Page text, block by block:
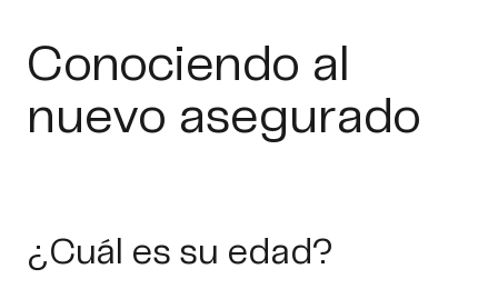
Conociendo al
nuevo asegurado
¿Cuál es su edad?